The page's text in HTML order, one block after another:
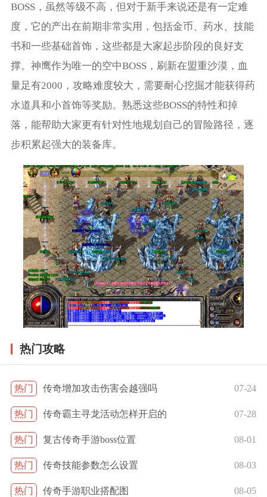
BOSS，虽然等级不高，但对于新手来说还是有一定难
度，它的产出在前期非常实用，包括金币、药水、技能
书和一些基础首饰，这些都是大家起步阶段的良好支
撑。神鹰作为唯一的空中BOSS，刷新在盟重沙漠，血
量足有2000，攻略难度较大，需要耐心挖掘才能获得药
水道具和小首饰等奖励。熟悉这些BOSS的特性和掉
落，能帮助大家更有针对性地规划自己的冒险路径，逐
步积累起强大的装备库。
热门攻略
热门 传奇增加攻击伤害会越强吗 07-24
热门 传奇霸主寻龙活动怎样开启的 07-28
热门 复古传奇手游boss位置 08-01
热门 传奇技能参数怎么设置 08-03
热门 传奇手游职业搭配图 08-05